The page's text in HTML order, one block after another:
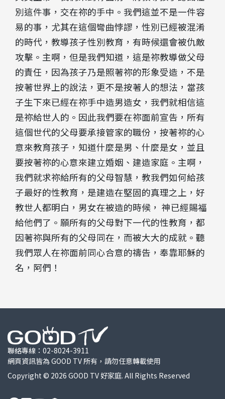
別這件事，交在祢的手中。我們這並不是一件容
易的事，尤其在這個彎曲悖謬，性別已經被混淆
的時代，教導孩子性別教育，有時候還會被仇敵
攻擊。主啊，但是我們知道，這是祢教導做父母
的責任，因為孩子乃是照著祢的形象受造，不是
按著世界上的說法，更不是按著人的想法，當孩
子生下來已經在祢手中造男造女，我們就相信這
是祢給世人的。因此我們要在祢面前宣告，所有
這個世代的父母要承接管家的職份，按著祢的心
意來教育孩子，知道什麼是男、什麼是女，並且
要按著祢的心意來建立婚姻、建造家庭。主啊，
我們就求祢給所有的父母智慧，教我們如何給孩
子最好的性教育，是建造在堅固的真理之上，好
教世人都明白，男女在被造的時候， 神已經賜福
給他們了。願所有的父母對下一代的性教育，都
因著祢與所有的父母同在，而被大大的成就。聽
我們眾人在祢面前同心合意的禱告，奉靠耶穌的
名，阿們！
聯絡專線： 02-8024-3911
網頁資訊皆為 GOOD TV 所有，請勿任意轉載使用
Copyright © 2026 GOOD TV 好家庭. All Rights Reserved